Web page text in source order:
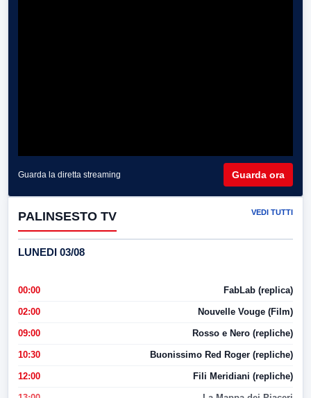
Guarda la diretta streaming Guarda ora
PALINSESTO TV VEDI TUTTI
LUNEDI 03/08
00:00 FabLab (replica)
02:00 Nouvelle Vouge (Film)
09:00 Rosso e Nero (repliche)
10:30 Buonissimo Red Roger (repliche)
12:00 Fili Meridiani (repliche)